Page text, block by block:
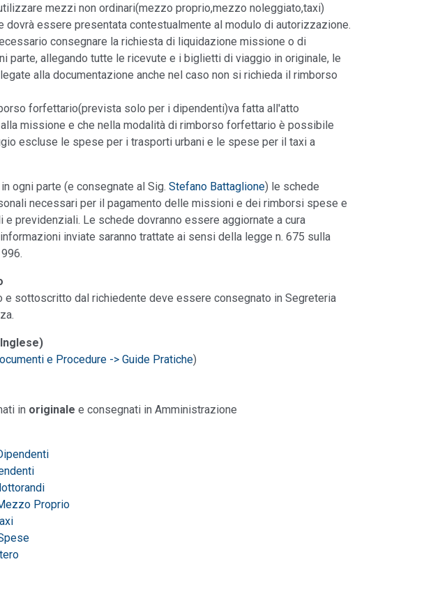
mezzi non ordinari(mezzo proprio,mezzo noleggiato,taxi)
dovrà essere presentata contestualmente al modulo di autorizzazione.
consegnare la richiesta di liquidazione missione o di
parte, allegando tutte le ricevute e i biglietti di viaggio in originale, le
alla documentazione anche nel caso non si richieda il rimborso
forfettario(prevista solo per i dipendenti)va fatta all'atto
missione e che nella modalità di rimborso forfettario è possibile
escluse le spese per i trasporti urbani e le spese per il taxi a
ogni parte (e consegnate al Sig. Stefano Battaglione) le schede
necessari per il pagamento delle missioni e dei rimborsi spese e
previdenziali. Le schede dovranno essere aggiornate a cura
inviate saranno trattate ai sensi della legge n. 675 sulla
e sottoscritto dal richiedente deve essere consegnato in Segreteria
e Procedure -> Guide Pratiche)
in originale e consegnati in Amministrazione
Proprio